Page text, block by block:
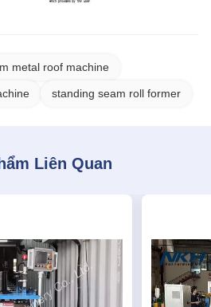
metal roof machine
standing seam roll former
Liên Quan